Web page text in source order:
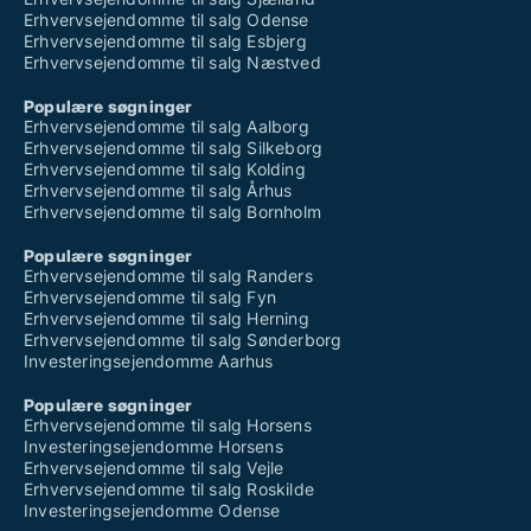
Søger værksted til salg i Gadbjerg
Søger værksted til salg i Gesten
Søger værksted til salg i Give
Søger værksted til salg i Glejbjerg
Søger værksted til salg i Gram
Søger værksted til salg i Gredstedbro
Søger værksted til salg i Grindsted
Søger værksted til salg i Gråsten
Søger værksted til salg i Gørding
Søger værksted til salg i Haderslev
Søger værksted til salg i Hejls
Søger værksted til salg i Hejnsvig
Søger værksted til salg i Henne
Søger værksted til salg i Holsted
Søger værksted til salg i Hovborg
Søger værksted til salg i Højer
Søger værksted til salg i Janderup Vestj
Søger værksted til salg i Jelling
Søger værksted til salg i Jordrup
Søger værksted til salg i Kolding
Søger værksted til salg i Kruså
Søger værksted til salg i Lintrup
Søger værksted til salg i Lunderskov
Søger værksted til salg i Løgumkloster
Søger værksted til salg i Nordborg
Erhvervsejendomme til salg Odense
Erhvervsejendomme til salg Esbjerg
Erhvervsejendomme til salg Næstved
Populære søgninger
Erhvervsejendomme til salg Aalborg
Erhvervsejendomme til salg Silkeborg
Erhvervsejendomme til salg Kolding
Erhvervsejendomme til salg Århus
Erhvervsejendomme til salg Bornholm
Populære søgninger
Erhvervsejendomme til salg Randers
Erhvervsejendomme til salg Fyn
Erhvervsejendomme til salg Herning
Erhvervsejendomme til salg Sønderborg
Investeringsejendomme Aarhus
Populære søgninger
Erhvervsejendomme til salg Horsens
Investeringsejendomme Horsens
Erhvervsejendomme til salg Vejle
Erhvervsejendomme til salg Roskilde
Investeringsejendomme Odense